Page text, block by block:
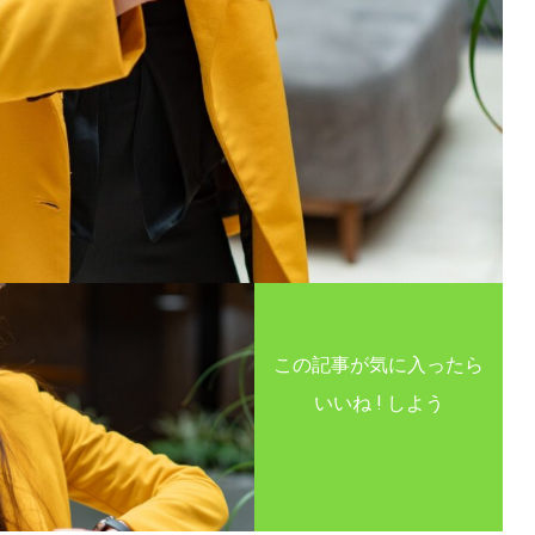
この記事が気に入ったら
いいね ! しよう